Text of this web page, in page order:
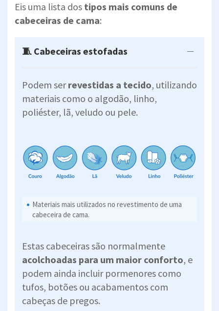
Eis uma lista dos tipos mais comuns de
cabeceiras de cama:
🧵 Cabeceiras estofadas
Podem serrevestidas a tecido, utilizando
materiais como o algodão, linho,
poliéster, lã, veludo ou pele.
Materiais mais utilizados no revestimento de uma
cabeceira de cama.
Estas cabeceiras são normalmente
acolchoadas para um maior conforto, e
podem ainda incluir pormenores como
tufos, botões ou acabamentos com
cabeças de pregos.